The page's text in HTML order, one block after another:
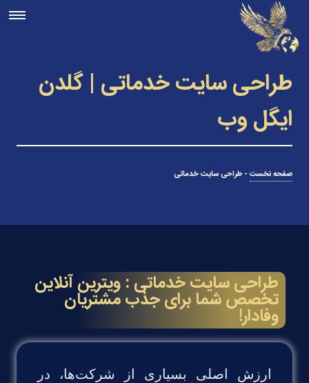
طراحی سایت خدماتی | گلدن
ایگل وب
صفحه نخست - طراحی سایت خدماتی
طراحی سایت خدماتی : ویترین آنلاین
تخصص شما برای جذب مشتریان
وفادار!
ارزش اصلی بسیاری از شرکت‌ها، در